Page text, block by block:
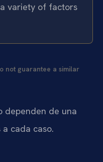
variety of factors
not guarantee a similar
dependen de una
cada caso.